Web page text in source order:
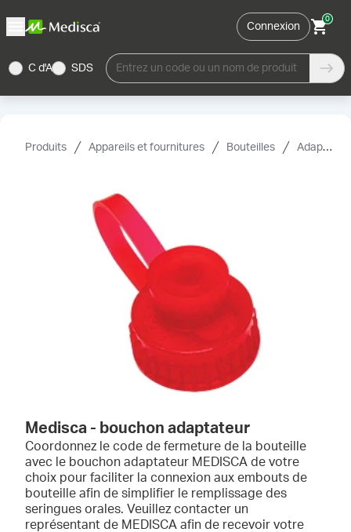
Connexion
0
C d'A SDS Entrez un code ou un nom de produit
Produits Appareils et fournitures Bouteilles Adaptateurs et accessoires
Medisca - bouchon adaptateur
Coordonnez le code de fermeture de la bouteille
avec le bouchon adaptateur MEDISCA de votre
choix pour faciliter la connexion aux embouts de
bouteille afin de simplifier le remplissage des
seringues orales. Veuillez contacter un
représentant de MEDISCA afin de recevoir votre